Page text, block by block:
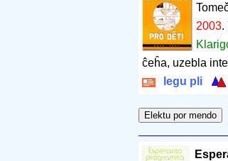
2003.
ĉeĥa, uzebla
legu pli